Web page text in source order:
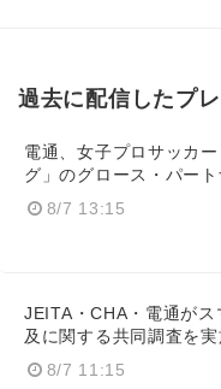
過去に配信したプ
電通、女子プロサッカ
グ」のグロース・パー
8/7 13:15
JEITA・CHA・電通がス
及に関する共同調査を実
8/7 11:15